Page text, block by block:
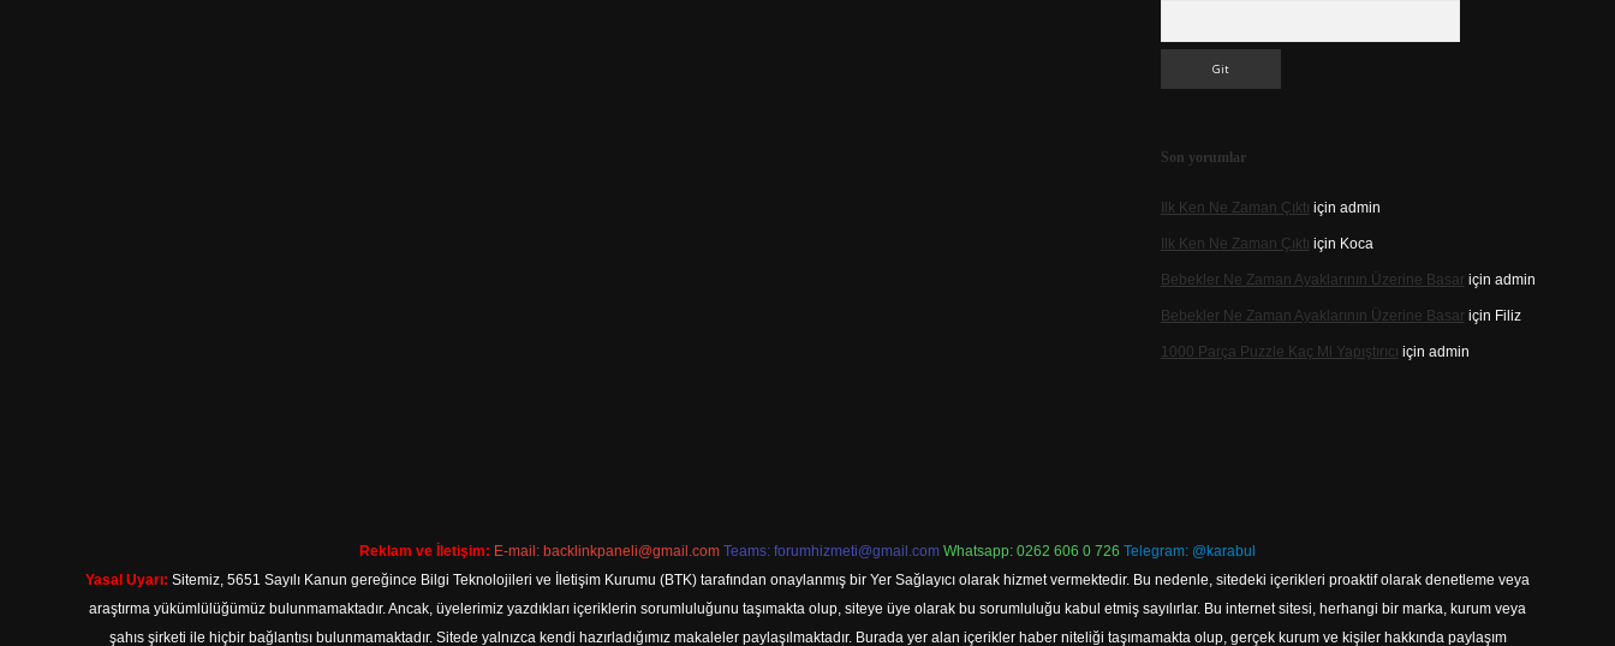
Son yorumlar
Ilk Ken Ne Zaman Çıktı için admin
Ilk Ken Ne Zaman Çıktı için Koca
Bebekler Ne Zaman Ayaklarının Üzerine Basariçin admin
Bebekler Ne Zaman Ayaklarının Üzerine Basariçin Filiz
1000 Parça Puzzle Kaç Ml Yapıştırıcı için admin
Reklam ve İletişim: E-mail: backlinkpaneli@gmail.com Teams: forumhizmeti@gmail.com Whatsapp: 0262 606 0 726 Telegram: @karabul
Yasal Uyarı: Sitemiz, 5651 Sayılı Kanun gereğince Bilgi Teknolojileri ve İletişim Kurumu (BTK) tarafından onaylanmış bir Yer Sağlayıcı olarak hizmet vermektedir. Bu nedenle, sitedeki içerikleri proaktif olarak denetleme veya
araştırma yükümlülüğümüz bulunmamaktadır. Ancak, üyelerimiz yazdıkları içeriklerin sorumluluğunu taşımakta olup, siteye üye olarak bu sorumluluğu kabul etmiş sayılırlar. Bu internet sitesi, herhangi bir marka, kurum veya
şahıs şirketi ile hiçbir bağlantısı bulunmamaktadır. Sitede yalnızca kendi hazırladığımız makaleler paylaşılmaktadır. Burada yer alan içerikler haber niteliği taşımamakta olup, gerçek kurum ve kişiler hakkında paylaşım